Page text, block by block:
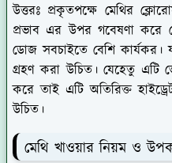
উত্তরঃ প্রকৃতপক্ষে মেথির
প্রভাব এর উপর গবেষণা করে
ডোজ সবচাইতে বেশি কার্যকর।
গ্রহণ করা উচিত। যেহেতু এটি
করে তাই এটি অতিরিক্ত
উচিত।
মেথি খাওয়ার নিয়ম ও